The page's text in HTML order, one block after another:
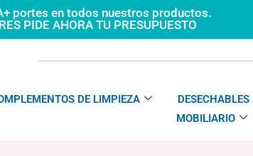
portes en todos nuestros productos.
PIDE AHORA TU PRESUPUESTO
DE LIMPIEZA DESECHABLES
MOBILIARIO